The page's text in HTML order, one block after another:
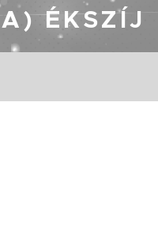
ÉKSZÍJ